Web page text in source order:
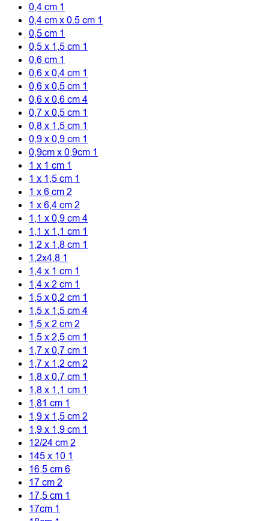
0,4 cm 1
0,4 cm x 0.5 cm 1
0,5 cm 1
0,5 x 1,5 cm 1
0,6 cm 1
0,6 x 0,4 cm 1
0,6 x 0,5 cm 1
0,6 x 0,6 cm4
0,7 x 0,5 cm 1
0,8 x 1,5 cm 1
0,9 x 0,9 cm 1
0,9cm x 0,9cm 1
1 x 1 cm 1
1 x 1,5 cm 1
1 x 6 cm2
1 x 6,4 cm2
1,1 x 0,9 cm4
1,1 x 1,1 cm 1
1,2 x 1,8 cm 1
1,2x4,8 1
1,4 x 1 cm 1
1,4 x 2 cm 1
1,5 x 0,2 cm 1
1,5 x 1,5 cm4
1,5 x 2 cm2
1,5 x 2,5 cm 1
1,7 x 0,7 cm 1
1,7 x 1,2 cm2
1,8 x 0,7 cm 1
1,8 x 1,1 cm 1
1,81 cm 1
1,9 x 1,5 cm2
1,9 x 1,9 cm 1
12/24 cm2
145 x 10 1
16,5 cm6
17 cm2
17,5 cm 1
17cm 1